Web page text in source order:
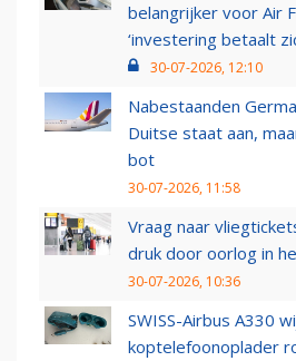
belangrijker voor Air
‘investering betaalt
30-07-2026, 12:10
Nabestaanden
Duitse staat aan,
bot
30-07-2026, 11:58
Vraag naar
druk door oorlog in
30-07-2026, 10:36
SWISS-Airbus A330
koptelefoonoplader